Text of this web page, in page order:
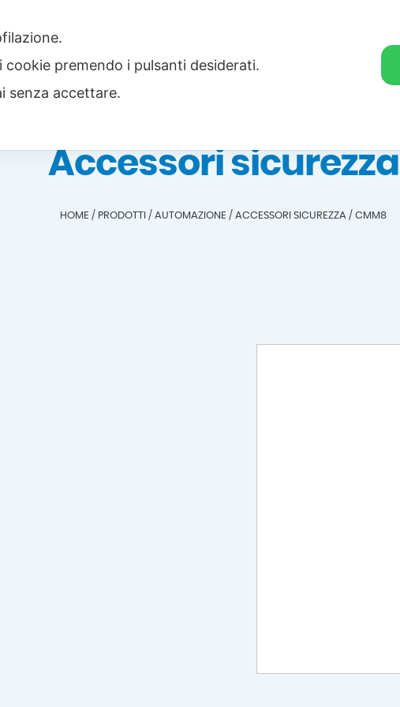
Download
Accessori sicurezza
HOME / PRODOTTI / AUTOMAZIONE / ACCESSORI SICUREZZA / CMM8
premendo i pulsanti desiderati.
senza accettare.